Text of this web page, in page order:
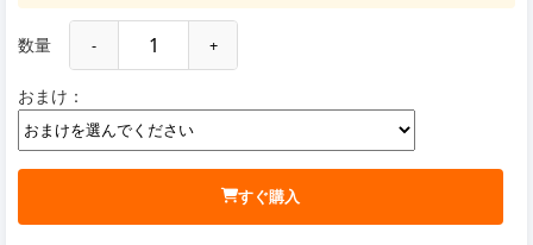
数量 - +
おまけ：
すぐ購入